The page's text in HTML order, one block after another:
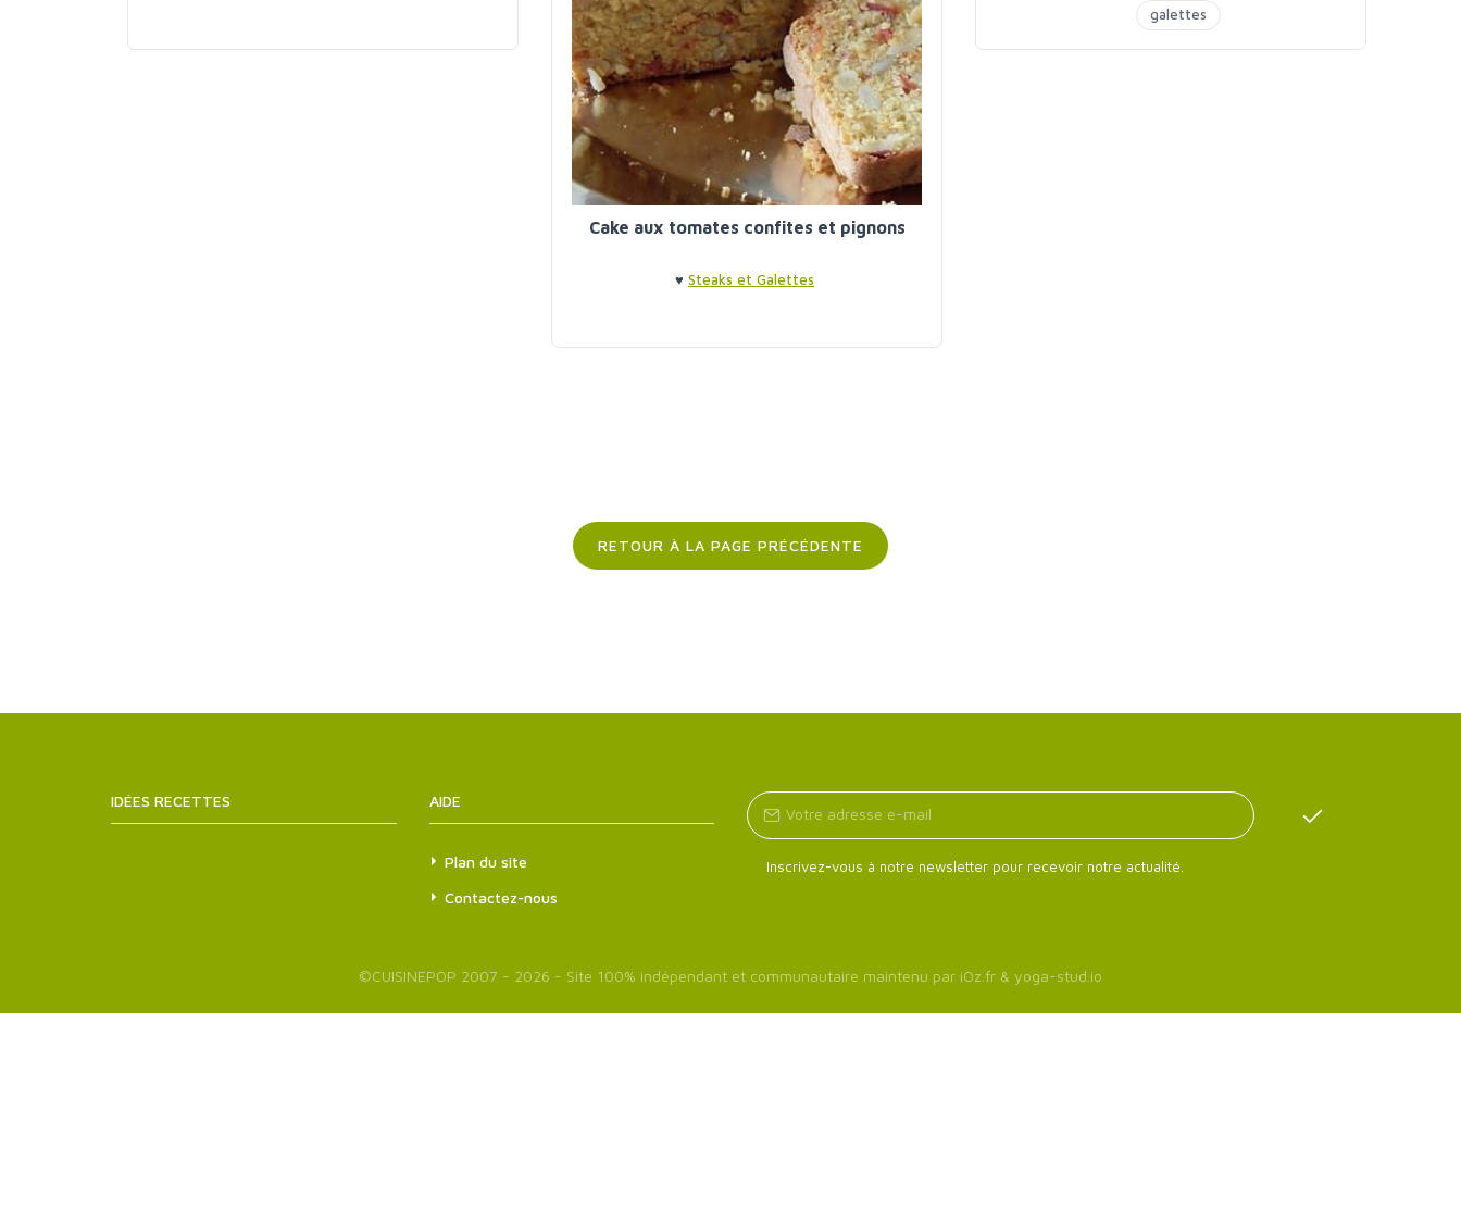
Cake aux tomates confites et pignons
♥ Steaks et Galettes
galettes
RETOUR À LA PAGE PRÉCÉDENTE
IDÉES RECETTES AIDE
Plan du site
Contactez-nous
Inscrivez-vous à notre newsletter pour recevoir notre actualité.
©CUISINEPOP 2007 - 2026 - Site 100% indépendant et communautaire maintenu par iOz.fr & yoga-stud.io